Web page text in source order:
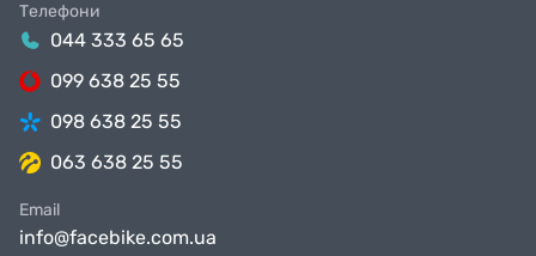
Телефони
044 333 65 65
099 638 25 55
098 638 25 55
063 638 25 55
Email
info@facebike.com.ua